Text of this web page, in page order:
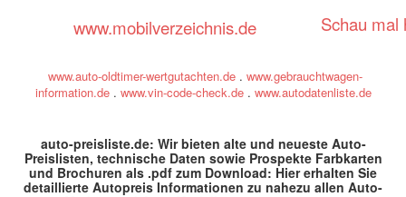
www.mobilverzeichnis.de Schau mal
www.auto-oldtimer-wertgutachten.de. www.gebrauchtwagen-
information.de. www.vin-code-check.de. www.autodatenliste.de
auto-preisliste.de: Wir bieten alte und neueste Auto-
Preislisten, technische Daten sowie Prospekte Farbkarten
und Brochuren als .pdf zum Download: Hier erhalten Sie
detaillierte Autopreis Informationen zu nahezu allen Auto-